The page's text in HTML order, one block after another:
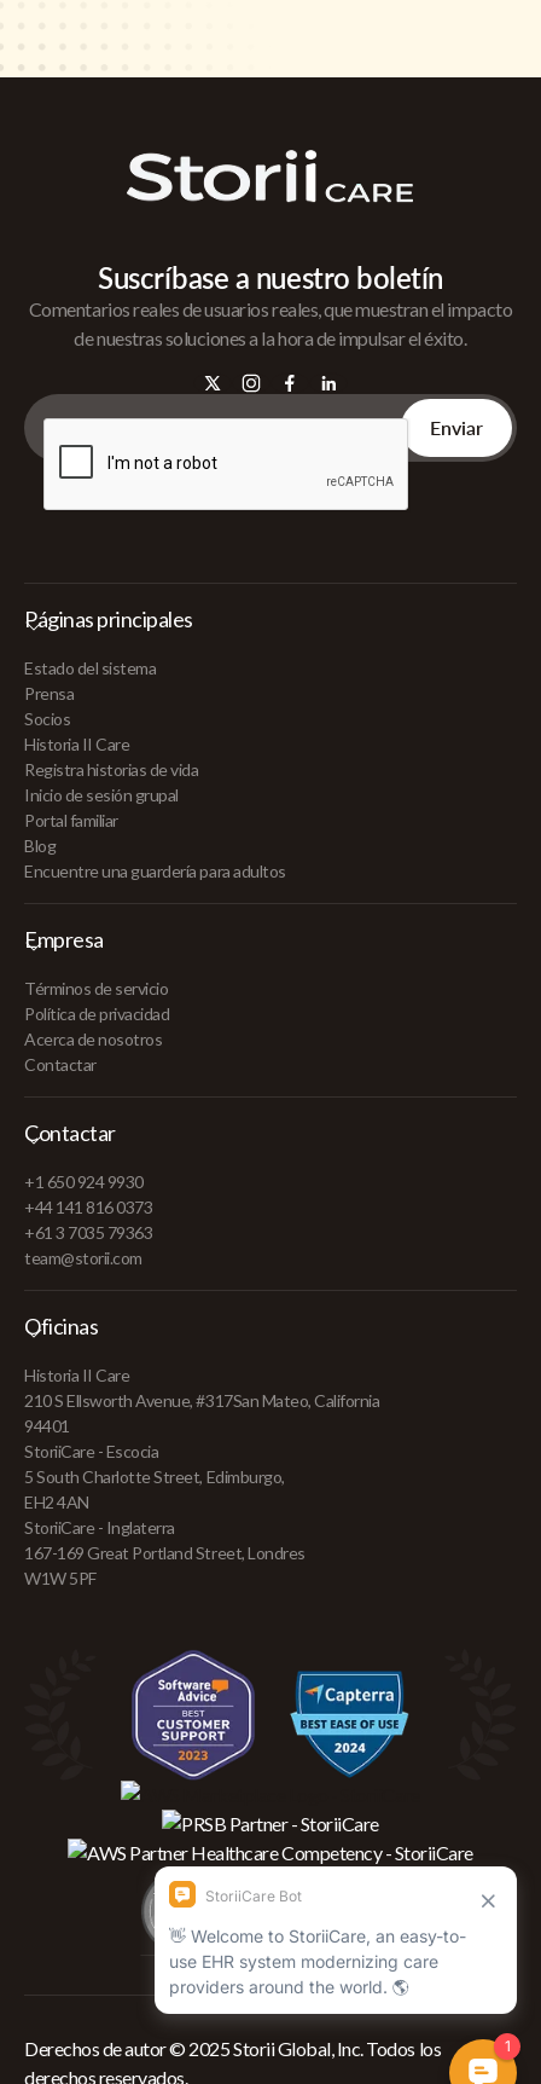
Suscríbase a nuestro boletín
Comentarios reales de usuarios reales, que muestran el impacto
de nuestras soluciones a la hora de impulsar el éxito.
Páginas principales
Estado del sistema
Prensa
Socios
Historia II Care
Registra historias de vida
Inicio de sesión grupal
Portal familiar
Blog
Encuentre una guardería para adultos
Empresa
Términos de servicio
Política de privacidad
Acerca de nosotros
Contactar
Contactar
+1 650 924 9930
+44 141 816 0373
+61 3 7035 79363
team@storii.com
Oficinas
Historia II Care
210 S Ellsworth Avenue, #317San Mateo, California
94401
StoriiCare - Escocia
5 South Charlotte Street, Edimburgo,
EH2 4AN
StoriiCare - Inglaterra
167-169 Great Portland Street, Londres
W1W 5PF
Derechos de autor © 2025 Storii Global, Inc. Todos los
derechos reservados.